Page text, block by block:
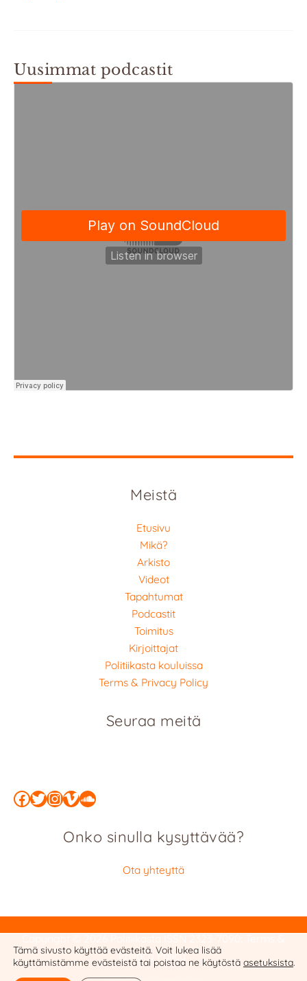
Uusimmat podcastit
Meistä
Etusivu
Mikä?
Arkisto
Videot
Tapahtumat
Podcastit
Toimitus
Kirjoittajat
Politiikasta kouluissa
Terms & Privacy Policy
Seuraa meitä
Facebook
Twitter
Instagram
Vimeo
SoundCloud
Onko sinulla kysyttävää?
Ota yhteyttä
Privacy Policy
Tämä sivusto käyttää evästeitä. Voit lukea lisää
käyttämistämme evästeistä tai poistaa ne käytöstä asetuksista.